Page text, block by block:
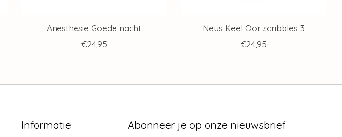
Anesthesie Goede nacht
€24,95
Neus Keel Oor scribbles 3
€24,95
Informatie Abonneer je op onze nieuwsbrief